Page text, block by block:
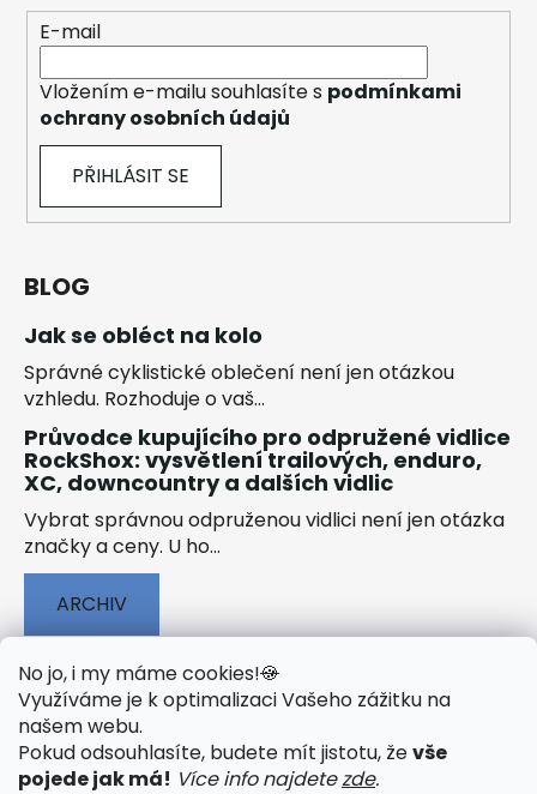
No jo, i my máme cookies!🍪
Využíváme je k optimalizaci Vašeho zážitku na
našem webu.
Pokud odsouhlasíte, budete mít jistotu, ževše
pojede jak má! Více info najdetezde.
E-mail
Vložením e-mailu souhlasíte s podmínkami
ochrany osobních údajů
PŘIHLÁSIT SE
BLOG
Jak se obléct na kolo
Správné cyklistické oblečení není jen otázkou
vzhledu. Rozhoduje o vaš...
Průvodce kupujícího pro odpružené vidlice
RockShox: vysvětlení trailových, enduro,
XC, downcountry a dalších vidlic
Vybrat správnou odpruženou vidlici není jen otázka
značky a ceny. U ho...
ARCHIV
🟢 TECHNOLOGIE
🟢 O ELEKTROKOLECH
🟢 NÁVODY KE STAŽENÍ